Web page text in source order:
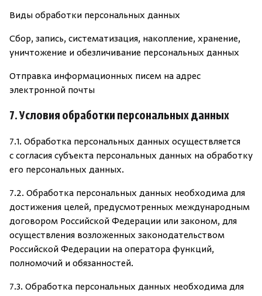
Виды обработки персональных данных
Сбор, запись, систематизация, накопление, хранение,
уничтожение и обезличивание персональных данных
Отправка информационных писем на адрес
электронной почты
7. Условия обработки персональных данных
7.1. Обработка персональных данных осуществляется
с согласия субъекта персональных данных на обработку
его персональных данных.
7.2. Обработка персональных данных необходима для
достижения целей, предусмотренных международным
договором Российской Федерации или законом, для
осуществления возложенных законодательством
Российской Федерации на оператора функций,
полномочий и обязанностей.
7.3. Обработка персональных данных необходима для